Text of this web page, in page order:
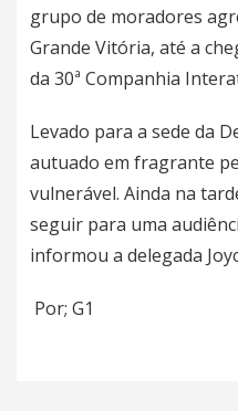
grupo de moradores
Grande Vitória, até a
da 30ª Companhia
Levado para a sede da
autuado em fragrante
vulnerável. Ainda na
seguir para uma
informou a delegada
Por; G1